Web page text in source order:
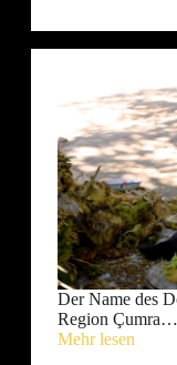
Der Name des
Region Çumra…
Mehr lesen